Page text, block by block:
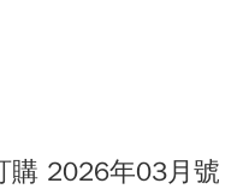
購 2026年03月號